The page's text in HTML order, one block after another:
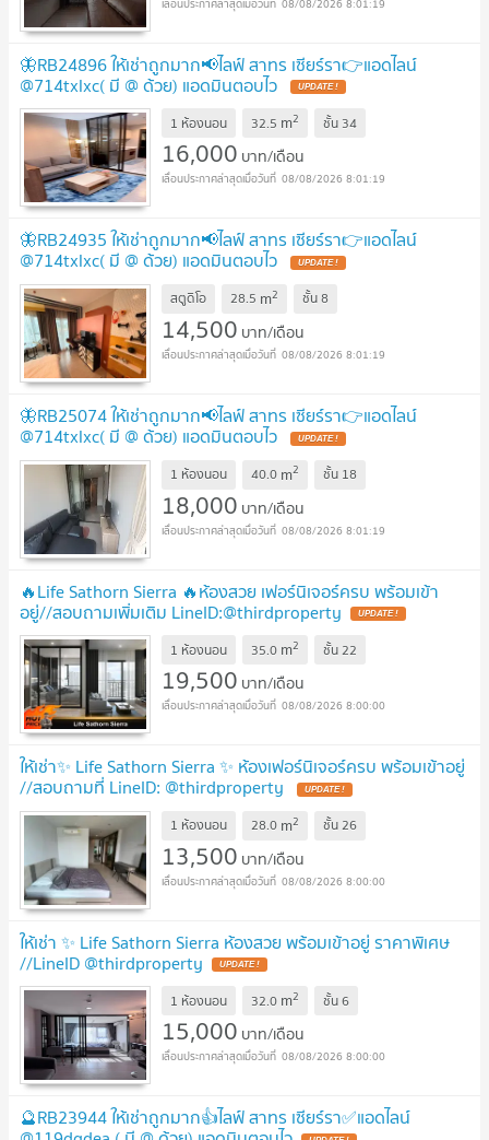
🦋RB24896 ให้เช่าถูกมาก📢ไลฟ์ สาทร เซียร์รา👉แอดไลน์
@714txlxc( มี @ ด้วย) แอดมินตอบไว
1 ห้องนอน 32.5 m2 ชั้น 34
16,000 บาท/เดือน
08/08/2026 8:01:19
🦋RB24935 ให้เช่าถูกมาก📢ไลฟ์ สาทร เซียร์รา👉แอดไลน์
@714txlxc( มี @ ด้วย) แอดมินตอบไว
สตูดิโอ 28.5 m2 ชั้น8
14,500 บาท/เดือน
08/08/2026 8:01:19
🦋RB25074 ให้เช่าถูกมาก📢ไลฟ์ สาทร เซียร์รา👉แอดไลน์
@714txlxc( มี @ ด้วย) แอดมินตอบไว
1 ห้องนอน 40.0 m2 ชั้น 18
18,000 บาท/เดือน
08/08/2026 8:01:19
🔥Life Sathorn Sierra 🔥ห้องสวย เฟอร์นิเจอร์ครบ พร้อมเข้า
อยู่//สอบถามเพิ่มเติม LineID:@thirdproperty
1 ห้องนอน 35.0 m2 ชั้น22
19,500 บาท/เดือน
08/08/2026 8:00:00
ให้เช่า✨ Life Sathorn Sierra ✨ ห้องเฟอร์นิเจอร์ครบ พร้อมเข้าอยู่
//สอบถามที่ LineID: @thirdproperty
1 ห้องนอน 28.0 m2 ชั้น26
13,500 บาท/เดือน
08/08/2026 8:00:00
ให้เช่า ✨ Life Sathorn Sierra ห้องสวย พร้อมเข้าอยู่ ราคาพิเศษ
//LineID @thirdproperty
1 ห้องนอน 32.0 m2 ชั้น6
15,000 บาท/เดือน
08/08/2026 8:00:00
🔮RB23944 ให้เช่าถูกมาก👍ไลฟ์ สาทร เซียร์รา✅แอดไลน์